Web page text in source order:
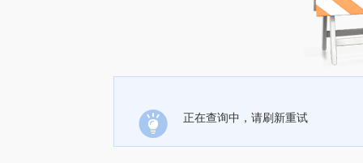
正在查询中，请刷新重试